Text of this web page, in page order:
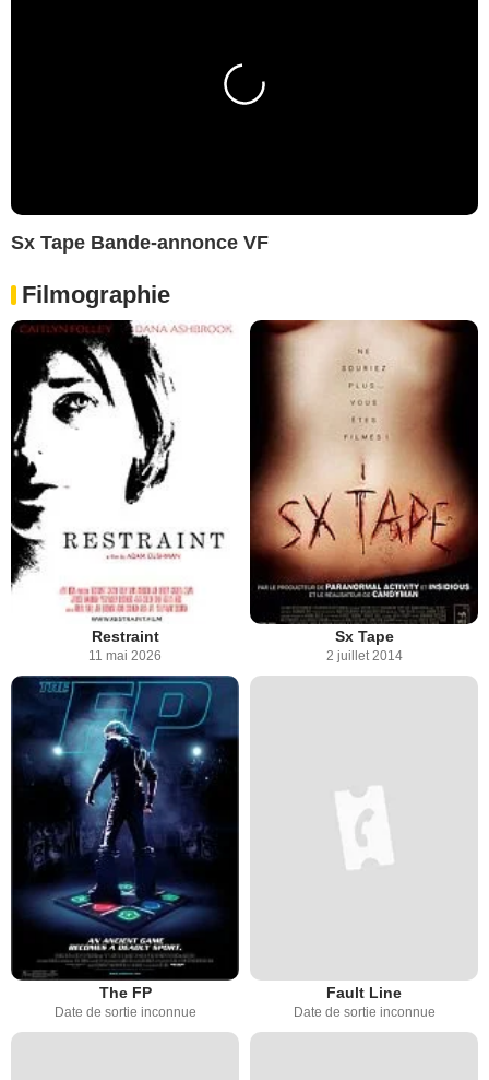
Sx Tape Bande-annonce VF
Filmographie
Restraint
11 mai 2026
Sx Tape
2 juillet 2014
The FP
Date de sortie inconnue
Fault Line
Date de sortie inconnue